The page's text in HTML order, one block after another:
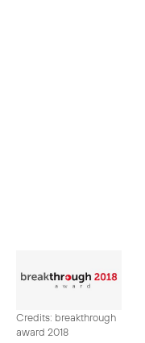
Credits: breakthrough
award 2018